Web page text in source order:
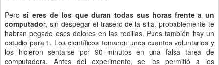
Pero si eres de los que duran todas sus horas frente a un
computador, sin despegar el trasero de la silla, probablemente te
habran pegado esos dolores en las rodillas. Pues también hay un
estudio para ti. Los científicos tomaron unos cuantos voluntarios y
los hicieron sentarse por 90 minutos en una falsa tarea de
computadora. Antes del experimento, se les permitió a los